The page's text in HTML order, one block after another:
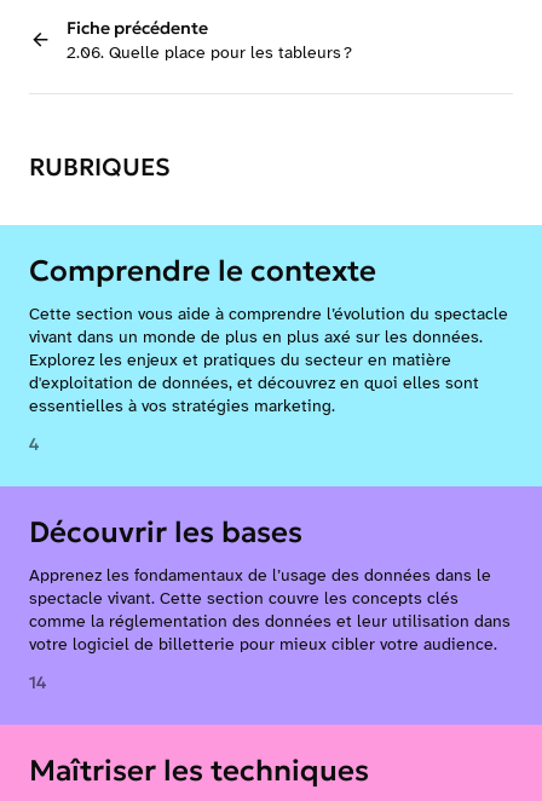
Fiche précédente
2.06. Quelle place pour les tableurs ?
RUBRIQUES
Comprendre le contexte
Cette section vous aide à comprendre l’évolution du spectacle
vivant dans un monde de plus en plus axé sur les données.
Explorez les enjeux et pratiques du secteur en matière
d'exploitation de données, et découvrez en quoi elles sont
essentielles à vos stratégies marketing.
4
Découvrir les bases
Apprenez les fondamentaux de l’usage des données dans le
spectacle vivant. Cette section couvre les concepts clés
comme la réglementation des données et leur utilisation dans
votre logiciel de billetterie pour mieux cibler votre audience.
14
Maîtriser les techniques